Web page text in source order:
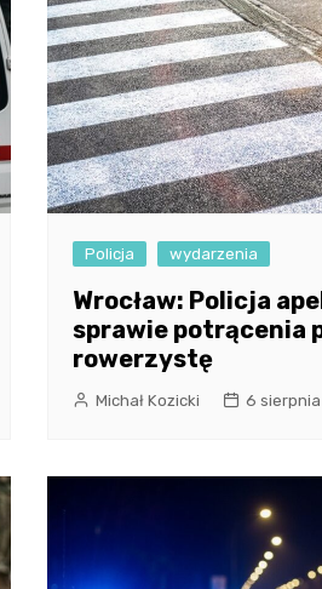
Policja wydarzenia
Wrocław: Policja
sprawie potrącenia
rowerzystę
Michał Kozicki 6